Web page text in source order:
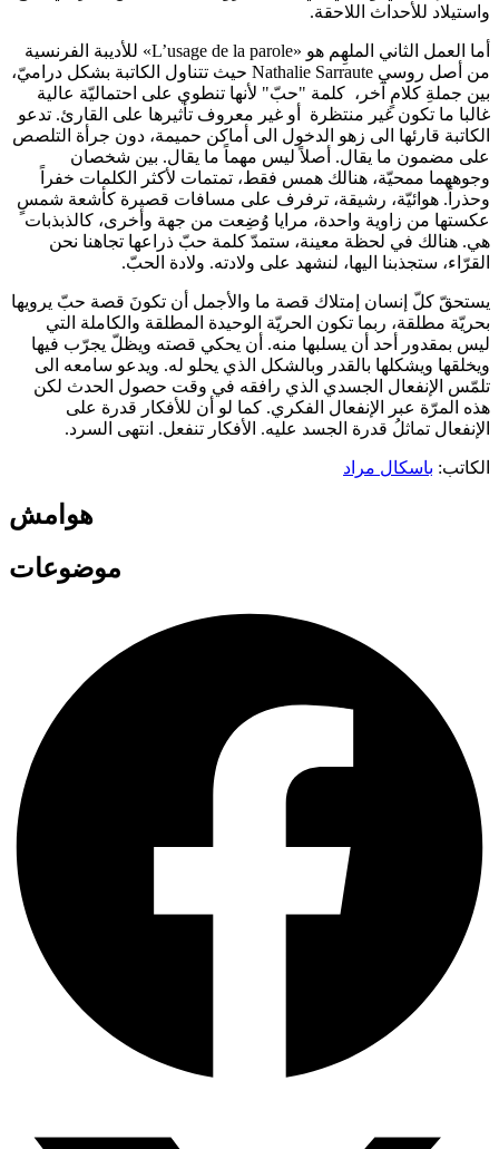
واستيلاد للأحداث اللاحقة.
أما العمل الثاني الملهِم هو «L’usage de la parole» للأديبة الفرنسية
من أصل روسي Nathalie Sarraute حيث تتناول الكاتبة بشكل دراميّ،
بين جملةِ كلامٍ آخر، كلمة "حبّ" لأنها تنطوي على احتماليّة عالية
غالبا ما تكون غير منتظرة أو غير معروف تأثيرها على القارئ. تدعو
الكاتبة قارئها الى زهو الدخول الى أماكن حميمة، دون جرأة التلصص
على مضمون ما يقال. أصلاً ليس مهماً ما يقال. بين شخصان
وجوههما ممحيّة، هنالك همس فقط، تمتمات لأكثر الكلمات خفراً
وحذراً. هوائيّة، رشيقة، ترفرف على مسافات قصيرة كأشعة شمسٍ
عكستها من زاوية واحدة، مرايا وُضِعت من جهة وأخرى، كالذبذبات
هي. هنالك في لحظة معينة، ستمدّ كلمة حبّ ذراعها تجاهنا نحن
القرّاء، ستجذبنا اليها، لنشهد على ولادته. ولادة الحبّ.
يستحقّ كلّ إنسان إمتلاك قصة ما والأجمل أن تكونَ قصة حبّ يرويها
بحريّة مطلقة، ربما تكون الحريّة الوحيدة المطلقة والكاملة التي
ليس بمقدور أحد أن يسلبها منه. أن يحكي قصته ويظلّ يجرّب فيها
ويخلقها ويشكلها بالقدر وبالشكل الذي يحلو له. ويدعو سامعه الى
تلمّس الإنفعال الجسدي الذي رافقه في وقت حصول الحدث لكن
هذه المرّة عبر الإنفعال الفكري. كما لو أن للأفكار قدرة على
الإنفعال تماثلُ قدرة الجسد عليه. الأفكار تنفعل. انتهى السرد.
الكاتب: باسكال مراد
هوامش
موضوعات